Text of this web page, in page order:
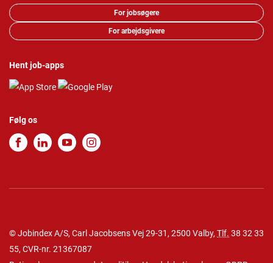
For jobsøgere
For arbejdsgivere
Hent job-apps
Følg os
© Jobindex A/S, Carl Jacobsens Vej 29-31, 2500 Valby, Tlf. 38 32 33
55, CVR-nr. 21367087